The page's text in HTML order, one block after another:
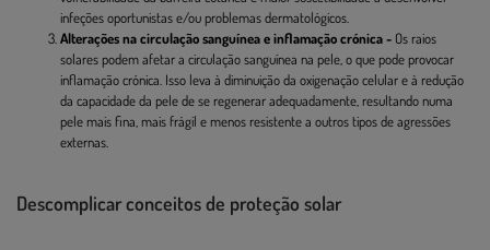
infeções oportunistas e/ou problemas dermatológicos.
Alterações na circulação sanguínea e inflamação crónica - Os raios
solares podem afetar a circulação sanguínea na pele, o que pode provocar
inflamação crónica. Isso leva à diminuição da oxigenação celular e à redução
da capacidade da pele de se regenerar adequadamente, resultando numa
pele mais fina, mais frágil e menos resistente a outros tipos de agressões
externas.
Descomplicar conceitos de proteção solar